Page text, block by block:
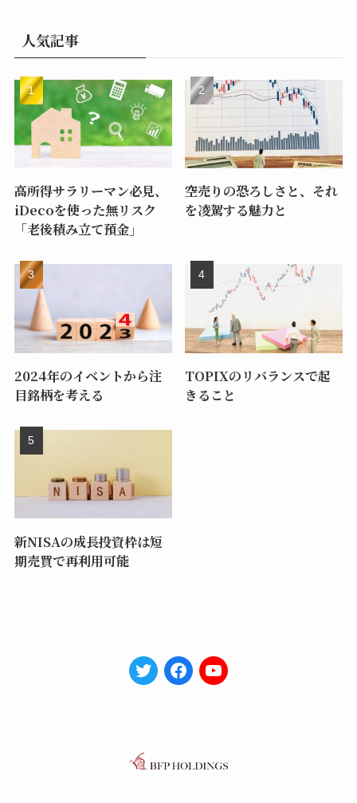
人気記事
高所得サラリーマン必見、
iDecoを使った無リスク
「老後積み立て預金」
空売りの恐ろしさと、それ
を凌駕する魅力と
2024年のイベントから注
目銘柄を考える
TOPIXのリバランスで起
きること
新NISAの成長投資枠は短
期売買で再利用可能